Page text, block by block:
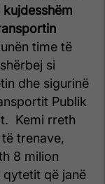
time të
si
dhe sigurinë
Publik
Kemi rreth
trenave,
8 milion
qytetit që janë